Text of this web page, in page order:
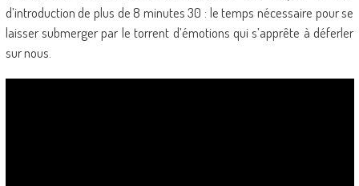
d’introduction de plus de 8 minutes 30 : le temps nécessaire pour se
laisser submerger par le torrent d’émotions qui s’apprête à déferler
sur nous.